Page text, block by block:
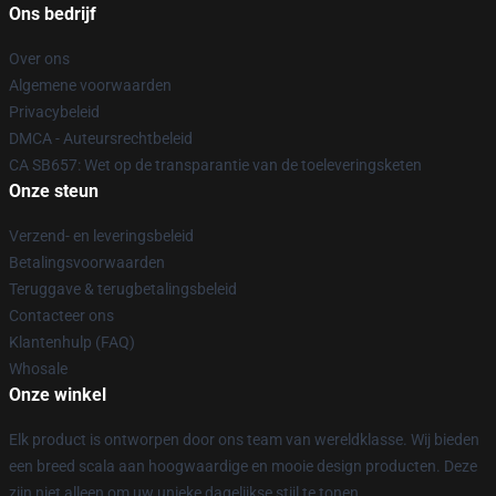
Ons bedrijf
Over ons
Algemene voorwaarden
Privacybeleid
DMCA - Auteursrechtbeleid
CA SB657: Wet op de transparantie van de toeleveringsketen
Onze steun
Verzend- en leveringsbeleid
Betalingsvoorwaarden
Teruggave & terugbetalingsbeleid
Contacteer ons
Klantenhulp (FAQ)
Whosale
Onze winkel
Elk product is ontworpen door ons team van wereldklasse. Wij bieden
een breed scala aan hoogwaardige en mooie design producten. Deze